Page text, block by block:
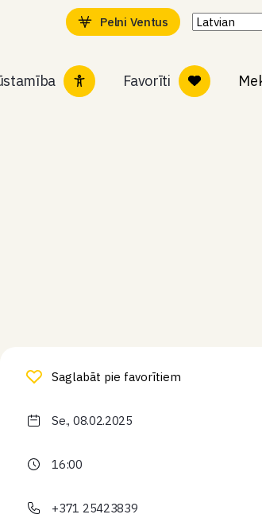
Pelni Ventus
Favorīti
Saglabāt pie favorītiem
Se., 08.02.2025
16:00
+371 25423839